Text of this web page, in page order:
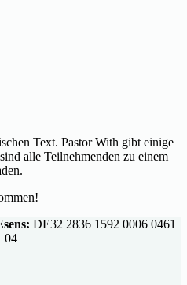
Text. Pastor With gibt einige
alle Teilnehmenden zu einem
DE32 2836 1592 0006 0461
04